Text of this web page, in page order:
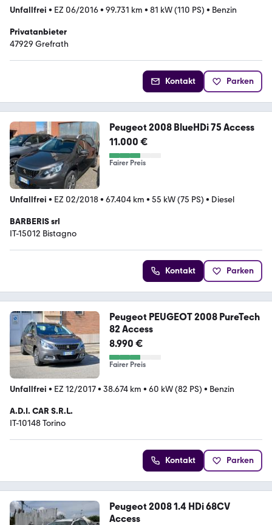
Unfallfrei • EZ 06/2016• 99.731 km • 81 kW (110 PS) • Benzin
Privatanbieter
47929 Grefrath
Kontakt Parken
Peugeot 2008 BlueHDi 75 Access
11.000 €
Fairer Preis
Unfallfrei • EZ 02/2018• 67.404 km • 55 kW (75 PS) • Diesel
BARBERIS srl
IT-15012 Bistagno
Kontakt Parken
Peugeot PEUGEOT 2008 PureTech
82 Access
8.990 €
Fairer Preis
Unfallfrei • EZ 12/2017• 38.674 km • 60 kW (82 PS) • Benzin
A.D.I. CAR S.R.L.
IT-10148 Torino
Kontakt Parken
Peugeot 2008 1.4 HDi 68CV
Access